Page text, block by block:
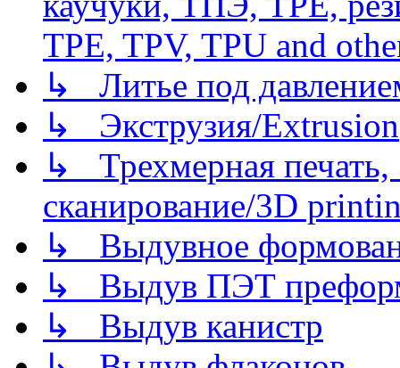
TPE, TPV, TPU and
↳ Литье под
↳ Экструзия/Extrusion
↳ Трехмерная
сканирование/3D
↳ Выдувное
↳ Выдув ПЭТ
↳ Выдув канистр